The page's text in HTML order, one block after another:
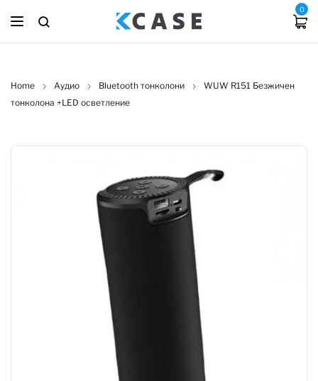
0
Home Аудио Bluetooth тонколони
WUW R151 Безжичен
тонколона +LED осветление